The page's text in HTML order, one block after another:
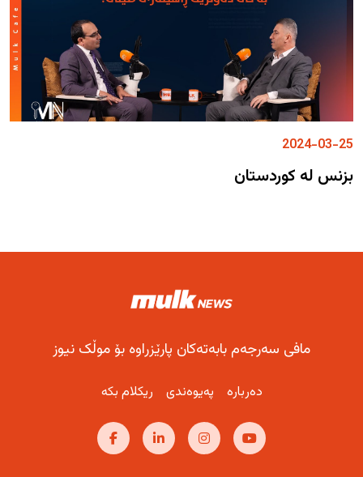
2024-03-25
بزنس لە کوردستان
مافی سەرجەم بابەتەکان پارێزراوە بۆ موڵک نیوز
دەربارە پەیوەندی ریکلام بکە